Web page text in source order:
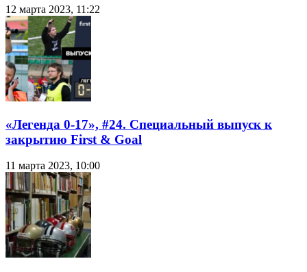
12 марта 2023, 11:22
«Легенда 0-17», #24. Специальный выпуск к
закрытию First & Goal
11 марта 2023, 10:00